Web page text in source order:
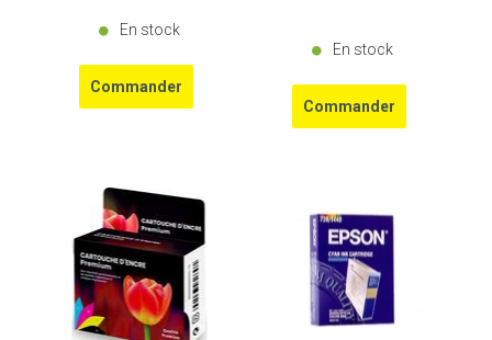
En stock
En stock